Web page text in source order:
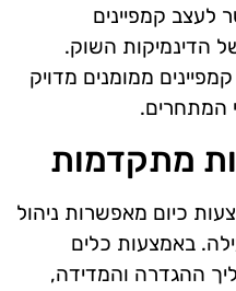
לעצב קמפיינים
הדינמיקות השוק.
ממומנים מדויק
המתחרים.
מתקדמות
כיום מאפשרות ניהול
באמצעות כלים
ההגדרה והמדידה,